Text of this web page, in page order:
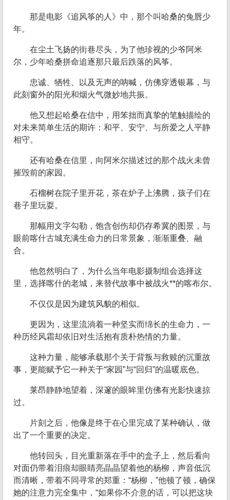
那是电影《追风筝的人》中，那个叫哈桑的兔唇少
年。
在尘土飞扬的街巷尽头，为了他珍视的少爷阿米
尔，少年哈桑拼命追逐那只最后跌落的风筝。
忠诚、牺牲、以及无声的呐喊，仿佛穿透银幕，与
此刻窗外的阳光和烟火气微妙地共振。
他又想起哈桑在信中，用笨拙而真挚的笔触描绘的
对未来简单生活的期许：和平、安宁、与所爱之人平静
相守。
还有哈桑在信里，向阿米尔描述过的那个战火未曾
摧毁前的家园。
石榴树在院子里开花，茶在炉子上沸腾，孩子们在
巷子里玩耍。
那幅用文字勾勒，饱含创伤却仍存希冀的图景，与
眼前喀什古城充满生命力的日常景象，渐渐重叠、融
合。
他忽然明白了，为什么当年电影摄制组会选择这
里，选择喀什的老城，来替代故事中被战火**的喀布尔。
不仅仅是因为建筑风貌的相似。
更因为，这里流淌着一种坚实而绵长的生命力，一
种历经风霜却依旧对生活抱有质朴热情的力量。
这种力量，能够承载那个关于背叛与救赎的沉重故
事，更能赋予它一种关于“家园”与“回归”的温暖底色。
莱昂静静地望着，深邃的眼眸里仿佛有光影快速掠
过。
片刻之后，他像是终于在心里完成了某种确认，做
出了一个重要的决定。
他转回头，目光重新落在手中的盒子上，然后看向
对面仍带着泪痕却眼睛亮晶晶望着他的杨柳，声音低沉
而清晰，带着不同寻常的郑重：“杨柳，”他顿了顿，确保
她的注意力完全集中，“如果你不介意的话，可以把这块